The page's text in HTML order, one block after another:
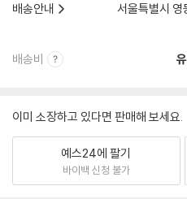
배송안내
서울특별시 영
배송비
이미 소장하고 있다면 판매해 보세요.
예스24에 팔기
바이백 신청 불가